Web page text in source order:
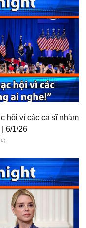
hội vì các ca sĩ nhàm
| 6/1/26